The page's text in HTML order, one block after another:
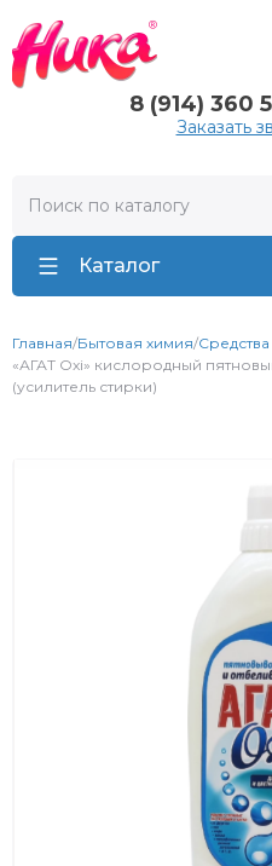
8 (914) 360
Заказать
Каталог
Главная/Бытовая химия/
«АГАТ Oxi» кислородный
(усилитель стирки)